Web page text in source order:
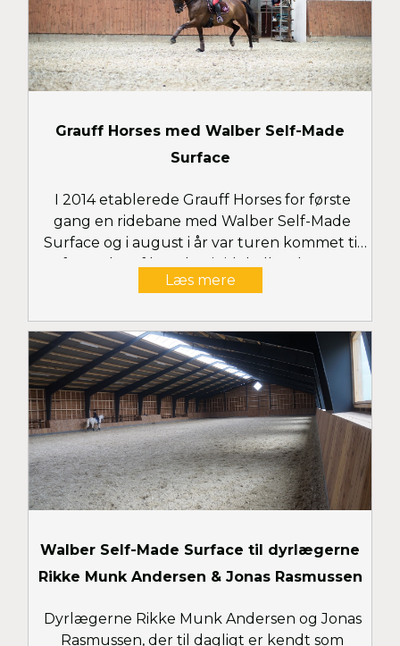
Grauff Horses med Walber Self-Made
Surface
I 2014 etablerede Grauff Horses for første
gang en ridebane med Walber Self-Made
Surface og i august i år var turen kommet til
en fornyelse af bunden i ridehallen, hvor man
også valgte en Walber Self-Made Surface.
Læs mere
Walber Self-Made Surface til dyrlægerne
Rikke Munk Andersen & Jonas Rasmussen
Dyrlægerne Rikke Munk Andersen og Jonas
Rasmussen, der til dagligt er kendt som